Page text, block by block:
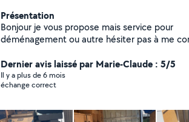
Présentation
Bonjour je vous propose mais service pour
déménagement ou autre hésiter pas à me
Dernier avis laissé par Marie-Claude : 5/5
Il y a plus de 6 mois
échange correct